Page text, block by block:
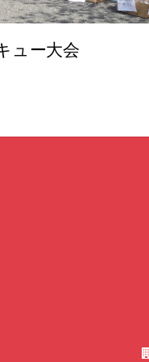
ュー大会